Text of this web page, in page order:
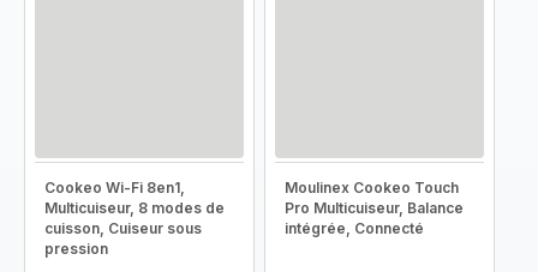
Cookeo Wi-Fi 8en1,
Multicuiseur, 8 modes de
cuisson, Cuiseur sous
pression
Moulinex Cookeo Touch
Pro Multicuiseur, Balance
intégrée, Connecté